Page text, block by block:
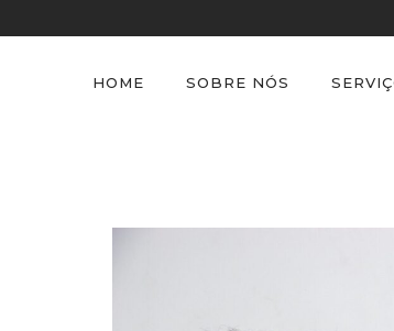
HOME SOBRE NÓS